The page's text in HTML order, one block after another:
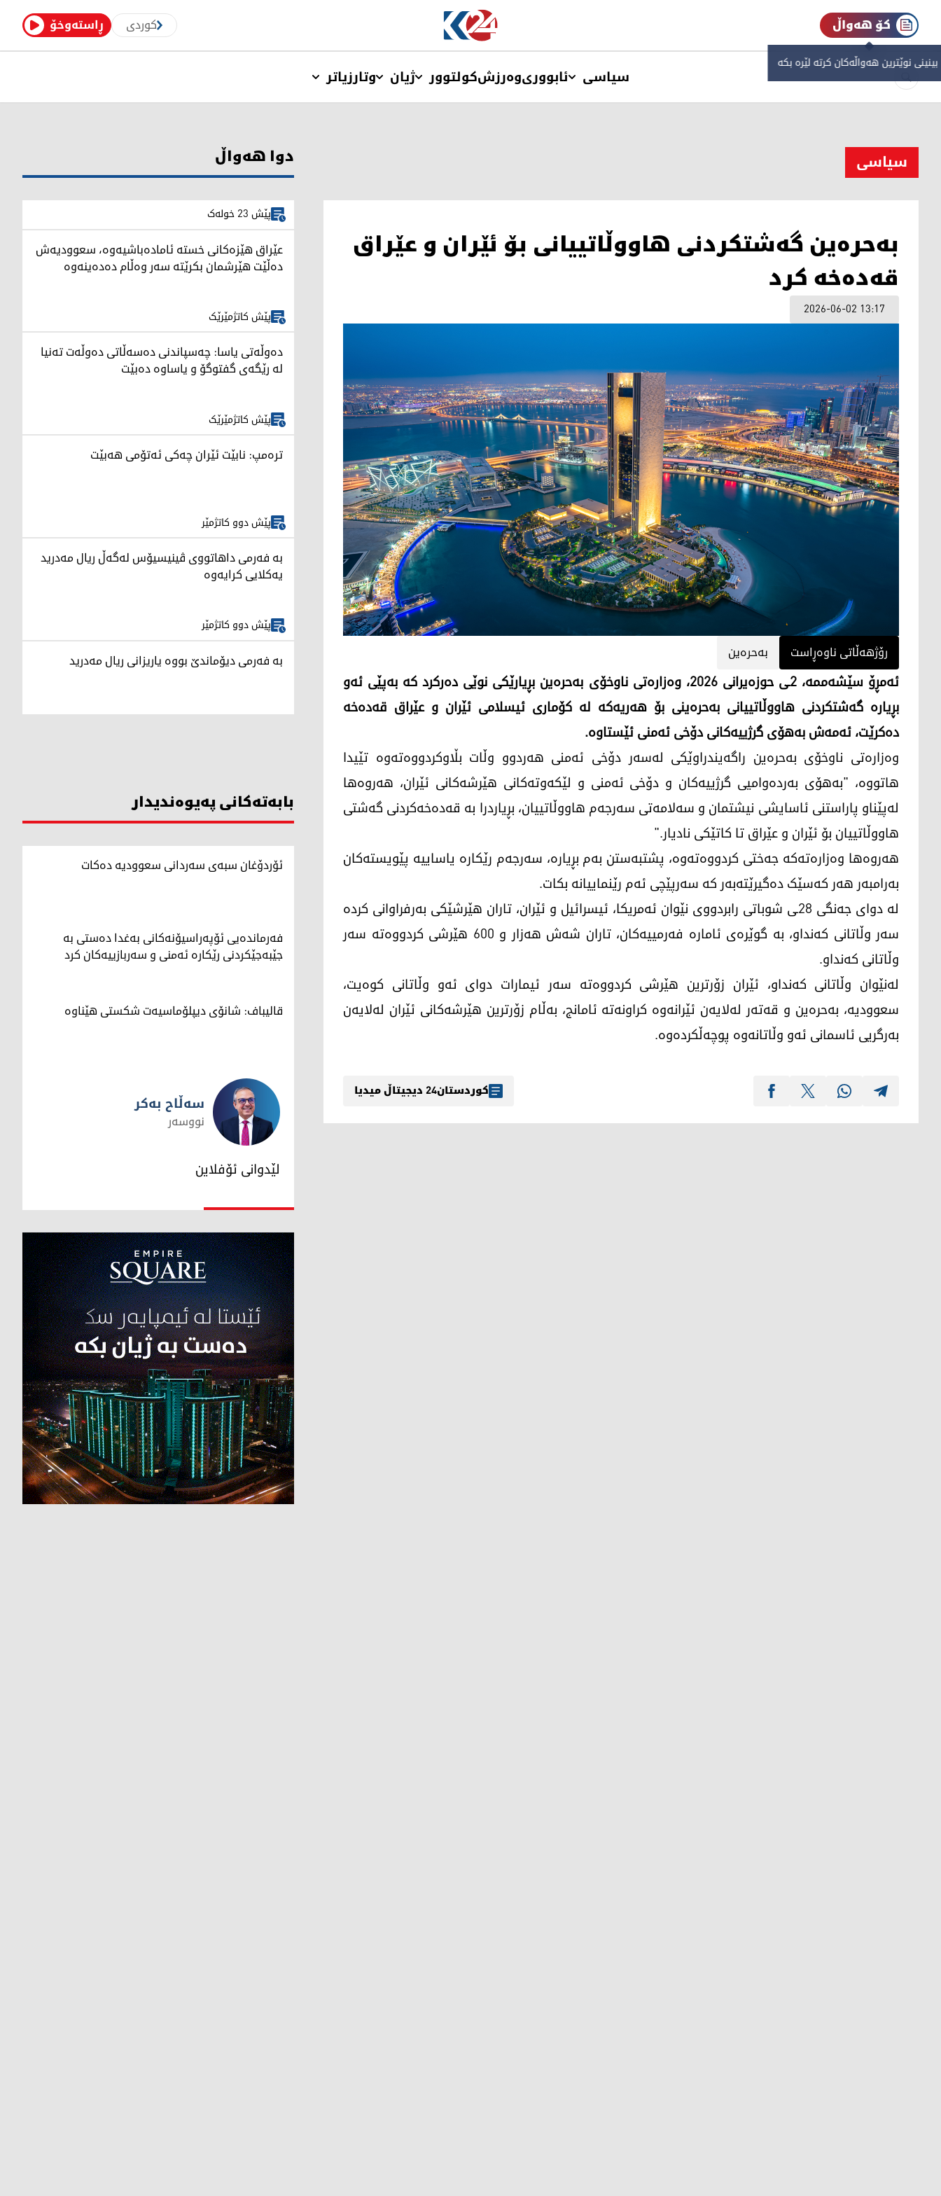
ڕاستەوخۆ کوردی کۆ هەواڵ
نوێترین هەواڵەکان کرتە لێرە بکە
سیاسی ئابووریوەرزشکولتوور ژیان وتارزیاتر
سیاسی
بەحرەین گەشتکردنی هاووڵاتییانی بۆ ئێران و عێراق
قەدەخە کرد
2026-06-02 13:17
رۆژهەڵاتی ناوەڕاست بەحرەین
ئەمڕۆ سێشەممە، 2ـی حوزەیرانی 2026، وەزارەتی ناوخۆی بەحرەین بڕیارێکی نوێی دەرکرد کە بەپێی ئەو
بڕیارە گەشتکردنی هاووڵاتییانی بەحرەینی بۆ هەریەکە لە کۆماری ئیسلامی ئێران و عێراق قەدەخە
دەکرێت، ئەمەش بەهۆی گرژییەکانی دۆخی ئەمنی ئێستاوە.
وەزارەتی ناوخۆی بەحرەین راگەیندراوێکی لەسەر دۆخی ئەمنی هەردوو وڵات بڵاوکردووەتەوە تێیدا
هاتووە، "بەهۆی بەردەوامیی گرژییەکان و دۆخی ئەمنی و لێکەوتەکانی هێرشەکانی ئێران، هەروەها
لەپێناو پاراستنی ئاسایشی نیشتمان و سەلامەتی سەرجەم هاووڵاتییان، بڕیاردرا بە قەدەخەکردنی گەشتی
هاووڵاتییان بۆ ئێران و عێراق تا کاتێکی نادیار."
هەروەها وەزارەتەکە جەختی کردووەتەوە، پشتبەستن بەم بڕیارە، سەرجەم رێکارە یاساییە پێویستەکان
بەرامبەر هەر کەسێک دەگیرێتەبەر کە سەرپێچی ئەم رێنماییانە بکات.
لە دوای جەنگی 28ـی شوباتی رابردووی نێوان ئەمریکا، ئیسرائیل و ئێران، تاران هێرشێکی بەرفراوانی کردە
سەر وڵاتانی کەنداو، بە گوێرەی ئامارە فەرمییەکان، تاران شەش هەزار و 600 هێرشی کردووەتە سەر
وڵاتانی کەنداو.
لەنێوان وڵاتانی کەنداو، ئێران زۆرترین هێرشی کردووەتە سەر ئیمارات دوای ئەو وڵاتانی کوەیت،
سعوودیە، بەحرەین و قەتەر لەلایەن ئێرانەوە کراونەتە ئامانج، بەڵام زۆرترین هێرشەکانی ئێران لەلایەن
بەرگریی ئاسمانی ئەو وڵاتانەوە پوچەڵکردەوە.
کوردستان24 دیجیتاڵ میدیا
دوا هەواڵ
پێش 23 خولەک
عێراق هێزەکانی خستە ئامادەباشیەوە، سعوودیەش
دەڵێت هێرشمان بکرێتە سەر وەڵام دەدەینەوە
پێش کاتژمێرێک
دەوڵەتی یاسا: چەسپاندنی دەسەڵاتی دەوڵەت تەنیا
لە رێگەی گفتوگۆ و یاساوە دەبێت
پێش کاتژمێرێک
ترەمپ: نابێت ئێران چەکی ئەتۆمی هەبێت
پێش دوو کاتژمێر
بە فەرمی داهاتووی ڤینیسیۆس لەگەڵ ریال مەدرید
یەکلایی کرایەوە
پێش دوو کاتژمێر
بە فەرمی دیۆماندێ بووە یاریزانی ریال مەدرید
بابەتەکانی پەیوەندیدار
ئۆردۆغان سبەی سەردانی سعوودیە دەکات
فەرماندەیی ئۆپەراسیۆنەکانی بەغدا دەستی بە
جێبەجێکردنی رێکارە ئەمنی و سەربازییەکان کرد
قالیباف: شانۆی دیپلۆماسیەت شکستی هێناوە
سەڵاح بەکر
سەڵاح بەکر
نووسەر
لێدوانی ئۆفلاین